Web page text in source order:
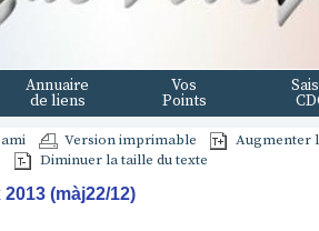
Annuaire
de liens
Vos
Points
Version imprimable
Augmenter
Diminuer la taille du texte
(màj22/12)